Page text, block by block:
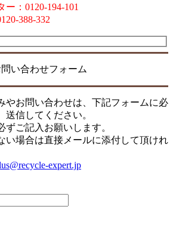
：0120-194-101
388-332
問い合わせフォーム
やお問い合わせは、下記フォームに必
信してください。
ご記入お願いします。
い場合は直接メールに添付して頂けれ
expert.jp